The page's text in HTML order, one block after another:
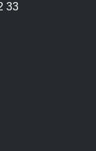
33